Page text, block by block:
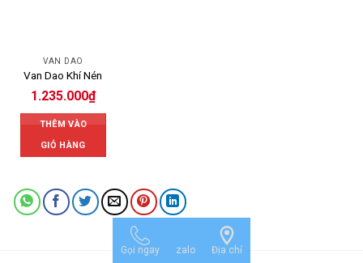
VAN DAO
Van Dao Khí Nén
1.235.000₫
THÊM VÀO
GIỎ HÀNG
Gọi ngay zalo Địa chỉ